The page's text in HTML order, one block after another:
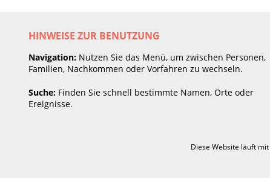
HINWEISE ZUR BENUTZUNG
Navigation: Nutzen Sie das Menü, um zwischen Personen,
Familien, Nachkommen oder Vorfahren zu wechseln.
Suche: Finden Sie schnell bestimmte Namen, Orte oder
Ereignisse.
Diese Website läuft mit